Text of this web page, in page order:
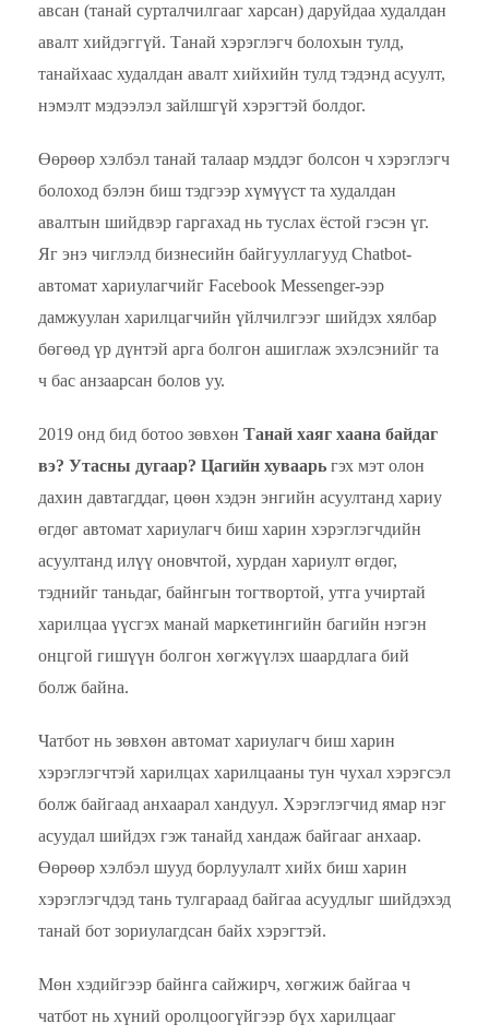
авсан (танай сурталчилгааг харсан) даруйдаа худалдан
авалт хийдэггүй. Танай хэрэглэгч болохын тулд,
танайхаас худалдан авалт хийхийн тулд тэдэнд асуулт,
нэмэлт мэдээлэл зайлшгүй хэрэгтэй болдог.
Өөрөөр хэлбэл танай талаар мэддэг болсон ч хэрэглэгч
болоход бэлэн биш тэдгээр хүмүүст та худалдан
авалтын шийдвэр гаргахад нь туслах ёстой гэсэн үг.
Яг энэ чиглэлд бизнесийн байгууллагууд Chatbot-
автомат хариулагчийг Facebook Messenger-ээр
дамжуулан харилцагчийн үйлчилгээг шийдэх хялбар
бөгөөд үр дүнтэй арга болгон ашиглаж эхэлсэнийг та
ч бас анзаарсан болов уу.
2019 онд бид ботоо зөвхөн Танай хаяг хаана байдаг
вэ? Утасны дугаар? Цагийн хуваарь гэх мэт олон
дахин давтагддаг, цөөн хэдэн энгийн асуултанд хариу
өгдөг автомат хариулагч биш харин хэрэглэгчдийн
асуултанд илүү оновчтой, хурдан хариулт өгдөг,
тэднийг таньдаг, байнгын тогтвортой, утга учиртай
харилцаа үүсгэх манай маркетингийн багийн нэгэн
онцгой гишүүн болгон хөгжүүлэх шаардлага бий
болж байна.
Чатбот нь зөвхөн автомат хариулагч биш харин
хэрэглэгчтэй харилцах харилцааны тун чухал хэрэгсэл
болж байгаад анхаарал хандуул. Хэрэглэгчид ямар нэг
асуудал шийдэх гэж танайд хандаж байгааг анхаар.
Өөрөөр хэлбэл шууд борлуулалт хийх биш харин
хэрэглэгчдэд тань тулгараад байгаа асуудлыг шийдэхэд
танай бот зориулагдсан байх хэрэгтэй.
Мөн хэдийгээр байнга сайжирч, хөгжиж байгаа ч
чатбот нь хүний оролцоогүйгээр бүх харилцааг